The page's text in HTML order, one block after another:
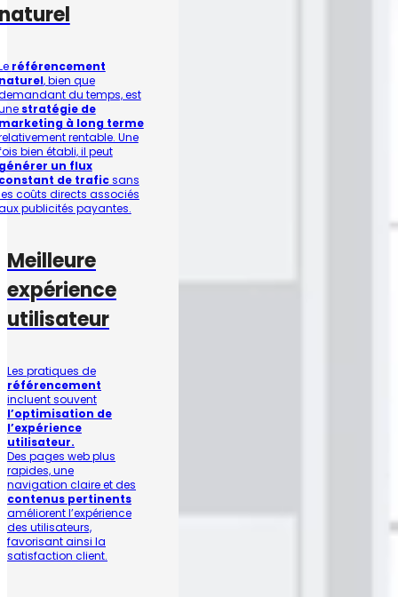
référencement
, bien que
du temps, est
stratégie de
à long terme
rentable. Une
bien établi, il peut
un flux
de traficsans
coûts directs associés
publicités payantes.
Meilleure
expérience
utilisateur
Les pratiques de
référencement
incluent souvent
l’optimisation de
l’expérience
utilisateur.
Des pages web plus
rapides, une
navigation claire et des
contenus pertinents
améliorent l’expérience
des utilisateurs,
favorisant ainsi la
satisfaction client.